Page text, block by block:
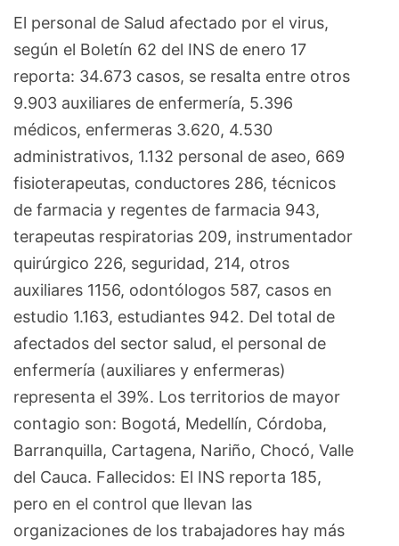
El personal de Salud afectado por el virus,
según el Boletín 62 del INS de enero 17
reporta: 34.673 casos, se resalta entre otros
9.903 auxiliares de enfermería, 5.396
médicos, enfermeras 3.620, 4.530
administrativos, 1.132 personal de aseo, 669
fisioterapeutas, conductores 286, técnicos
de farmacia y regentes de farmacia 943,
terapeutas respiratorias 209, instrumentador
quirúrgico 226, seguridad, 214, otros
auxiliares 1156, odontólogos 587, casos en
estudio 1.163, estudiantes 942. Del total de
afectados del sector salud, el personal de
enfermería (auxiliares y enfermeras)
representa el 39%. Los territorios de mayor
contagio son: Bogotá, Medellín, Córdoba,
Barranquilla, Cartagena, Nariño, Chocó, Valle
del Cauca. Fallecidos: El INS reporta 185,
pero en el control que llevan las
organizaciones de los trabajadores hay más